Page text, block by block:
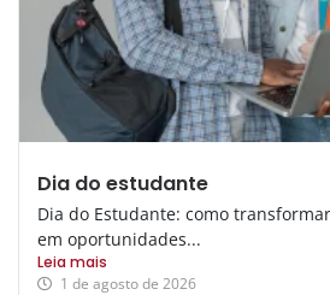
Dia do estudante
Dia do Estudante: como
em oportunidades...
Leia mais
1 de agosto de 2026